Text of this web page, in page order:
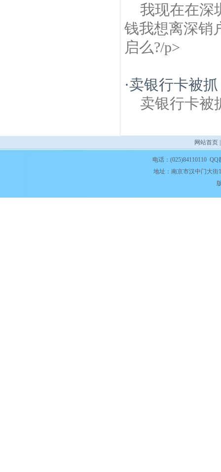
我现在在深
钱我想离深销
启么?/p>
·卖银行卡被
卖银行卡被
网站首页
电话：(025)84110110
地址：南京市汉中门大街